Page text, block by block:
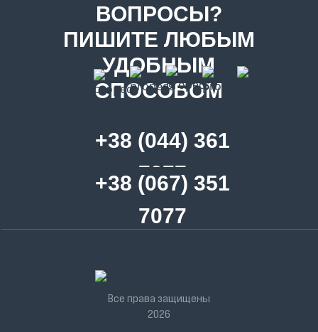
ВОПРОСЫ?
ПИШИТЕ ЛЮБЫМ
УДОБНЫМ
СПОСОБОМ
+38 (044) 361
7077
+38 (067) 351
7077
Все права защищены
2026